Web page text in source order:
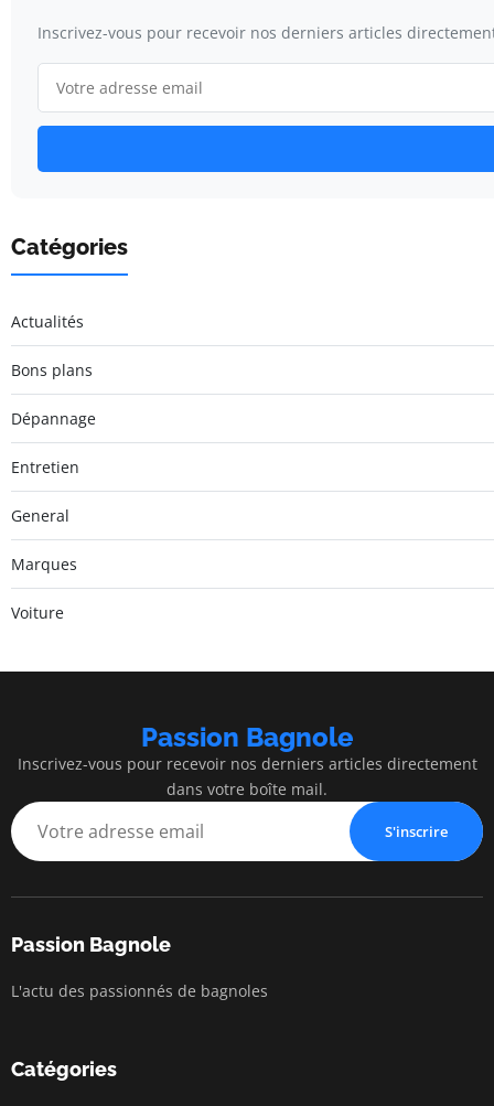
Inscrivez-vous pour recevoir nos derniers articles
Catégories
Actualités
Bons plans
Dépannage
Entretien
General
Marques
Voiture
Passion Bagnole
Inscrivez-vous pour recevoir nos derniers articles directement
dans votre boîte mail.
S'inscrire
Passion Bagnole
L'actu des passionnés de bagnoles
Catégories